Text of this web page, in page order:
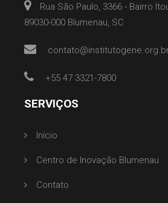
Rua São Paulo, 3366 - Bairro
89030-000 Blumenau, SC
+55 47 3321-7800
SERVIÇOS
Início
Centro de Inovação Blumenau
Contato